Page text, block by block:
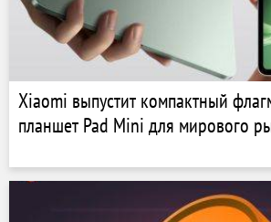
Xiaomi выпустит компактный
планшет Pad Mini для мирового